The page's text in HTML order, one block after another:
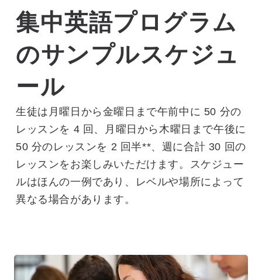
集中英語プログラム
のサンプルスケジュ
ール
生徒は月曜日から金曜日まで午前中に 50 分の
レッスンを 4 回、月曜日から木曜日まで午後に
50 分のレッスンを 2 回半**、週に合計 30 回の
レッスンをお楽しみいただけます。スケジュー
ルはほんの一例であり、レベルや場所によって
異なる場合があります。